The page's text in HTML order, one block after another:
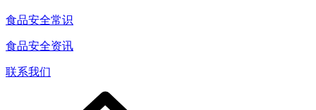
食品安全常识
食品安全资讯
联系我们